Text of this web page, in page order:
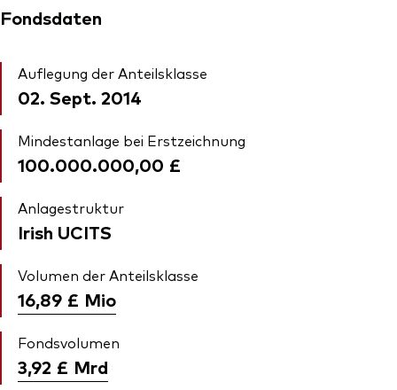
Fondsdaten
Auflegung der Anteilsklasse
02. Sept. 2014
Mindestanlage bei Erstzeichnung
100.000.000,00 £
Anlagestruktur
Irish UCITS
Volumen der Anteilsklasse
16,89 £ Mio
Fondsvolumen
3,92 £ Mrd